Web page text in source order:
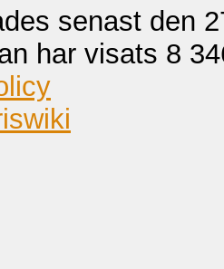
senast den
har visats 8